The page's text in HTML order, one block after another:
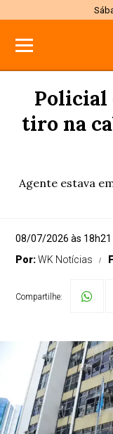
Policial
tiro na
Agente estava
08/07/2026 às 18h21
Por:WK Notícias
Compartilhe: